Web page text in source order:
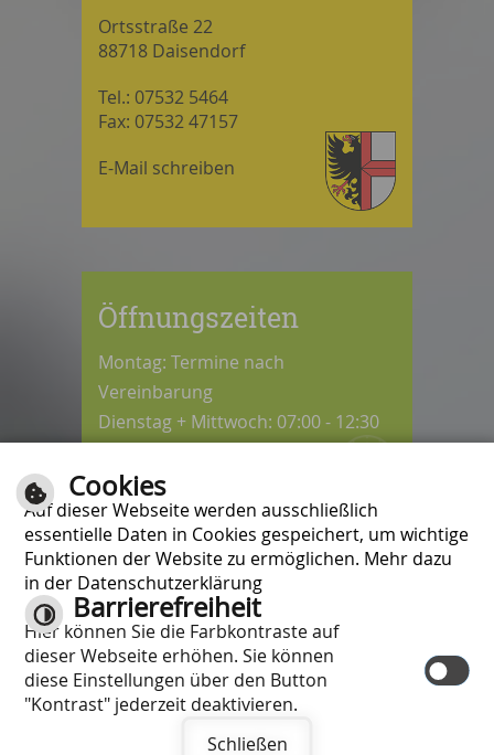
Ortsstraße 22
88718 Daisendorf
Tel.: 07532 5464
Fax: 07532 47157
E-Mail schreiben
Öffnungszeiten
Montag: Termine nach
Vereinbarung
Dienstag + Mittwoch: 07:00 - 12:30
Donnerstag: 08:30 - 12:30 / 14:00 -
18:00 Uhr
Freitag: 07:00 - 12:00 Uhr
Kontrast
Inhalt|Impressum |Hilfe|
Datenschutzschutzerklärung|
Barrierefreiheit
Cookies
Auf dieser Webseite werden ausschließlich
essentielle Daten in Cookies gespeichert, um wichtige
Funktionen der Website zu ermöglichen. Mehr dazu
in der Datenschutzerklärung
Barrierefreiheit
Hier können Sie die Farbkontraste auf
dieser Webseite erhöhen. Sie können
diese Einstellungen über den Button
"Kontrast" jederzeit deaktivieren.
Schließen